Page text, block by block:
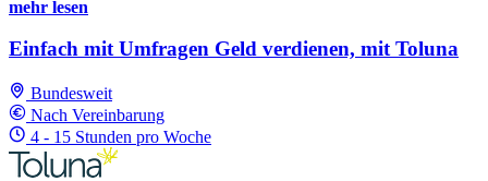
mehr lesen
Einfach mit Umfragen Geld verdienen, mit Toluna
Bundesweit
Nach Vereinbarung
4 - 15 Stunden pro Woche